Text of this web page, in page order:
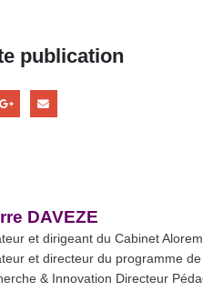
publication
DAVEZE
et dirigeant du Cabinet
et directeur du programme
& Innovation Directeur